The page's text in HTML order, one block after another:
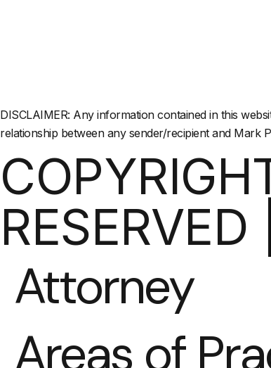
DISCLAIMER: Any information contained in this
relationship between any sender/recipient and Mark
Attorney
Areas of